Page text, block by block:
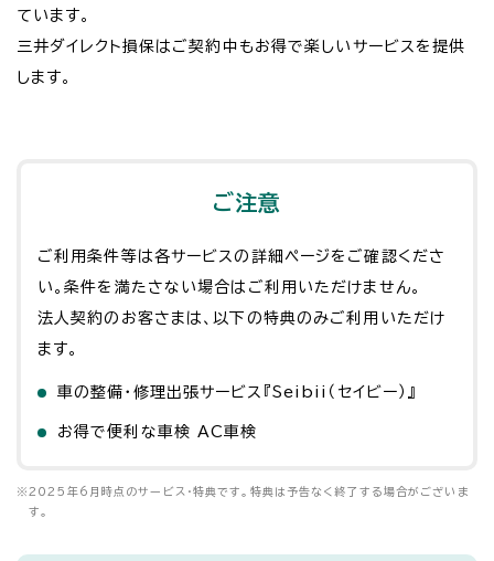
ています。
三井ダイレクト損保はご契約中もお得で楽しいサービスを提供
します。
ご注意
ご利用条件等は各サービスの詳細ページをご確認くださ
い。条件を満たさない場合はご利用いただけません。
法人契約のお客さまは、以下の特典のみご利用いただけ
ます。
車の整備・修理出張サービス『Seibii（セイビー）』
お得で便利な車検 AC車検
※ 2025年6月時点のサービス・特典です。特典は予告なく終了する場合がございま
す。